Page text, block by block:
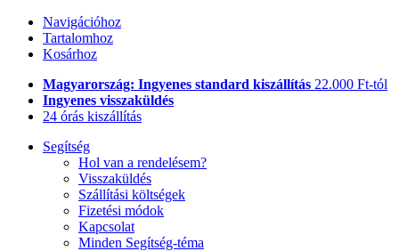
Navigációhoz
Tartalomhoz
Kosárhoz
Magyarország: Ingyenes standard kiszállítás 22.000 Ft-tól
Ingyenes visszaküldés
24 órás kiszállítás
Segítség
Hol van a rendelésem?
Visszaküldés
Szállítási költségek
Fizetési módok
Kapcsolat
Minden Segítség-téma